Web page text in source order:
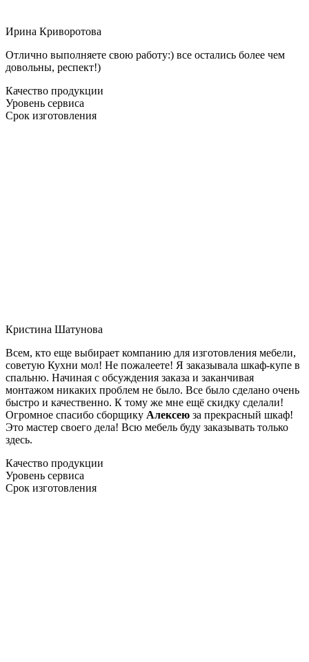
Ирина Криворотова
Отлично выполняете свою работу:) все остались более чем
довольны, респект!)
Качество продукции
Уровень сервиса
Срок изготовления
Кристина Шатунова
Всем, кто еще выбирает компанию для изготовления мебели,
советую Кухни мол! Не пожалеете! Я заказывала шкаф-купе в
спальню. Начиная с обсуждения заказа и заканчивая
монтажом никаких проблем не было. Все было сделано очень
быстро и качественно. К тому же мне ещё скидку сделали!
Огромное спасибо сборщику Алексею за прекрасный шкаф!
Это мастер своего дела! Всю мебель буду заказывать только
здесь.
Качество продукции
Уровень сервиса
Срок изготовления